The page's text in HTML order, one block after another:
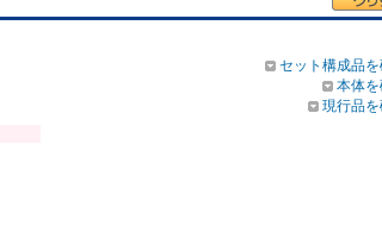
セット構成品
本体
現行品